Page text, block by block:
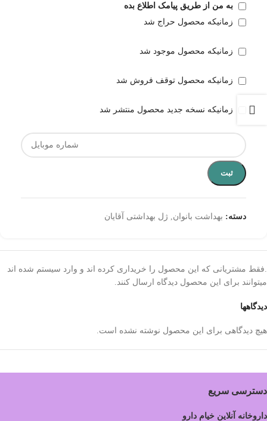
به من از طریق پیامک اطلاع بده
زمانیکه محصول حراج شد
زمانیکه محصول موجود شد
زمانیکه محصول توقف فروش شد
زمانیکه نسخه جدید محصول منتشر شد
ثبت
دسته: بهداشت بانوان ژل بهداشتی آقایان
دیدگاهها
هیچ دیدگاهی برای این محصول نوشته نشده است.
.فقط مشتریانی که این محصول را خریداری کرده اند و وارد سیستم شده اند
میتوانند برای این محصول دیدگاه ارسال کنند.
دسترسی سریع
داروخانه آنلاین خیام دارو